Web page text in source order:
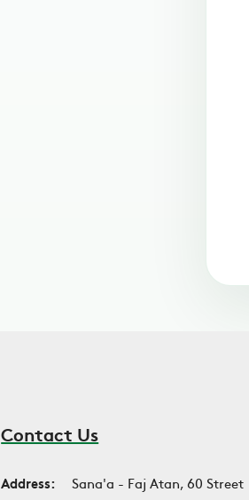
Contact Us
Address:
Sana'a - Faj Atan, 60 Street